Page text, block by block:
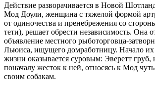
Действие разворачивается в Новой
Мод Доули, женщина с тяжелой формой
от одиночества и пренебрежения со
тети), решает обрести независимость. Она
объявление местного рыботорговца-
Льюиса, ищущего домработницу. Начало их
жизни оказывается суровым: Эверетт
поначалу жесток к ней, относясь к Мод
своим собакам.